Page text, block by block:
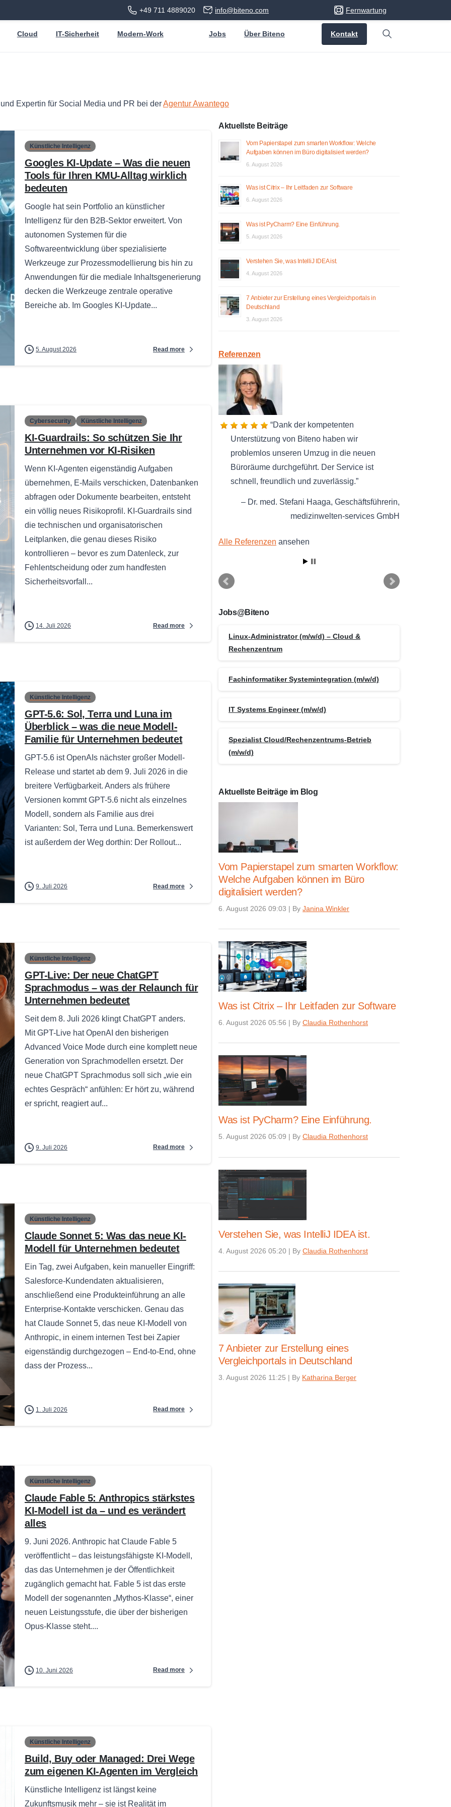
+49 711 4889020 info@biteno.com Fernwartung
Cloud IT-Sicherheit Modern-Work Jobs Über Biteno Kontakt
Search
Expertin für Social Media und PR bei derAgentur Awantego
Künstliche Intelligenz
Googles KI-Update – Was die neuen
Tools für Ihren KMU-Alltag wirklich
bedeuten
Google hat sein Portfolio an künstlicher
Intelligenz für den B2B-Sektor erweitert. Von
autonomen Systemen für die
Softwareentwicklung über spezialisierte
Werkzeuge zur Prozessmodellierung bis hin zu
Anwendungen für die mediale Inhaltsgenerierung
decken die Werkzeuge zentrale operative
Bereiche ab. Im Googles KI-Update...
5. August 2026 Read more
Cybersecurity Künstliche Intelligenz
KI-Guardrails: So schützen Sie Ihr
Unternehmen vor KI-Risiken
Wenn KI-Agenten eigenständig Aufgaben
übernehmen, E-Mails verschicken, Datenbanken
abfragen oder Dokumente bearbeiten, entsteht
ein völlig neues Risikoprofil. KI-Guardrails sind
die technischen und organisatorischen
Leitplanken, die genau dieses Risiko
kontrollieren – bevor es zum Datenleck, zur
Fehlentscheidung oder zum handfesten
Sicherheitsvorfall...
14. Juli 2026 Read more
Künstliche Intelligenz
GPT-5.6: Sol, Terra und Luna im
Überblick – was die neue Modell-
Familie für Unternehmen bedeutet
GPT-5.6 ist OpenAIs nächster großer Modell-
Release und startet ab dem 9. Juli 2026 in die
breitere Verfügbarkeit. Anders als frühere
Versionen kommt GPT-5.6 nicht als einzelnes
Modell, sondern als Familie aus drei
Varianten: Sol, Terra und Luna. Bemerkenswert
ist außerdem der Weg dorthin: Der Rollout...
9. Juli 2026 Read more
Künstliche Intelligenz
GPT-Live: Der neue ChatGPT
Sprachmodus – was der Relaunch für
Unternehmen bedeutet
Seit dem 8. Juli 2026 klingt ChatGPT anders.
Mit GPT-Live hat OpenAI den bisherigen
Advanced Voice Mode durch eine komplett neue
Generation von Sprachmodellen ersetzt. Der
neue ChatGPT Sprachmodus soll sich „wie ein
echtes Gespräch“ anfühlen: Er hört zu, während
er spricht, reagiert auf...
9. Juli 2026 Read more
Künstliche Intelligenz
Claude Sonnet 5: Was das neue KI-
Modell für Unternehmen bedeutet
Ein Tag, zwei Aufgaben, kein manueller Eingriff:
Salesforce-Kundendaten aktualisieren,
anschließend eine Produkteinführung an alle
Enterprise-Kontakte verschicken. Genau das
hat Claude Sonnet 5, das neue KI-Modell von
Anthropic, in einem internen Test bei Zapier
eigenständig durchgezogen – End-to-End, ohne
dass der Prozess...
1. Juli 2026 Read more
Künstliche Intelligenz
Claude Fable 5: Anthropics stärkstes
KI-Modell ist da – und es verändert
alles
9. Juni 2026. Anthropic hat Claude Fable 5
veröffentlicht – das leistungsfähigste KI-Modell,
das das Unternehmen je der Öffentlichkeit
zugänglich gemacht hat. Fable 5 ist das erste
Modell der sogenannten „Mythos-Klasse“, einer
neuen Leistungsstufe, die über der bisherigen
Opus-Klasse steht....
10. Juni 2026 Read more
Künstliche Intelligenz
Build, Buy oder Managed: Drei Wege
zum eigenen KI-Agenten im Vergleich
Künstliche Intelligenz ist längst keine
Zukunftsmusik mehr – sie ist Realität im
Aktuellste Beiträge
Vom Papierstapel zum smarten Workflow: Welche
Aufgaben können im Büro digitalisiert werden?
6. August 2026
Was ist Citrix – Ihr Leitfaden zur Software
6. August 2026
Was ist PyCharm? Eine Einführung.
5. August 2026
Verstehen Sie, was IntelliJ IDEA ist.
4. August 2026
7 Anbieter zur Erstellung eines Vergleichportals in
Deutschland
3. August 2026
Referenzen
Dank der kompetenten
Unterstützung von Biteno haben wir
problemlos unseren Umzug in die neuen
Büroräume durchgeführt. Der Service ist
schnell, freundlich und zuverlässig.
Dr. med. Stefani Haaga Geschäftsführerin
medizinwelten-services GmbH
Alle Referenzen ansehen
Jobs@Biteno
Linux-Administrator (m/w/d) – Cloud &
Rechenzentrum
Fachinformatiker Systemintegration (m/w/d)
IT Systems Engineer (m/w/d)
Spezialist Cloud/Rechenzentrums-Betrieb
(m/w/d)
Aktuellste Beiträge im Blog
Vom Papierstapel zum smarten Workflow:
Welche Aufgaben können im Büro
digitalisiert werden?
6. August 2026 09:03 | By Janina Winkler
Was ist Citrix – Ihr Leitfaden zur Software
6. August 2026 05:56 | By Claudia Rothenhorst
Was ist PyCharm? Eine Einführung.
5. August 2026 05:09 | By Claudia Rothenhorst
Verstehen Sie, was IntelliJ IDEA ist.
4. August 2026 05:20 | By Claudia Rothenhorst
7 Anbieter zur Erstellung eines
Vergleichportals in Deutschland
3. August 2026 11:25 | By Katharina Berger